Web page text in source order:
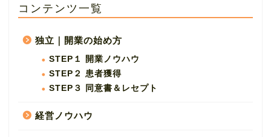
コンテンツ一覧
独立｜開業の始め方
STEP１ 開業ノウハウ
STEP２ 患者獲得
STEP３ 同意書＆レセプト
経営ノウハウ